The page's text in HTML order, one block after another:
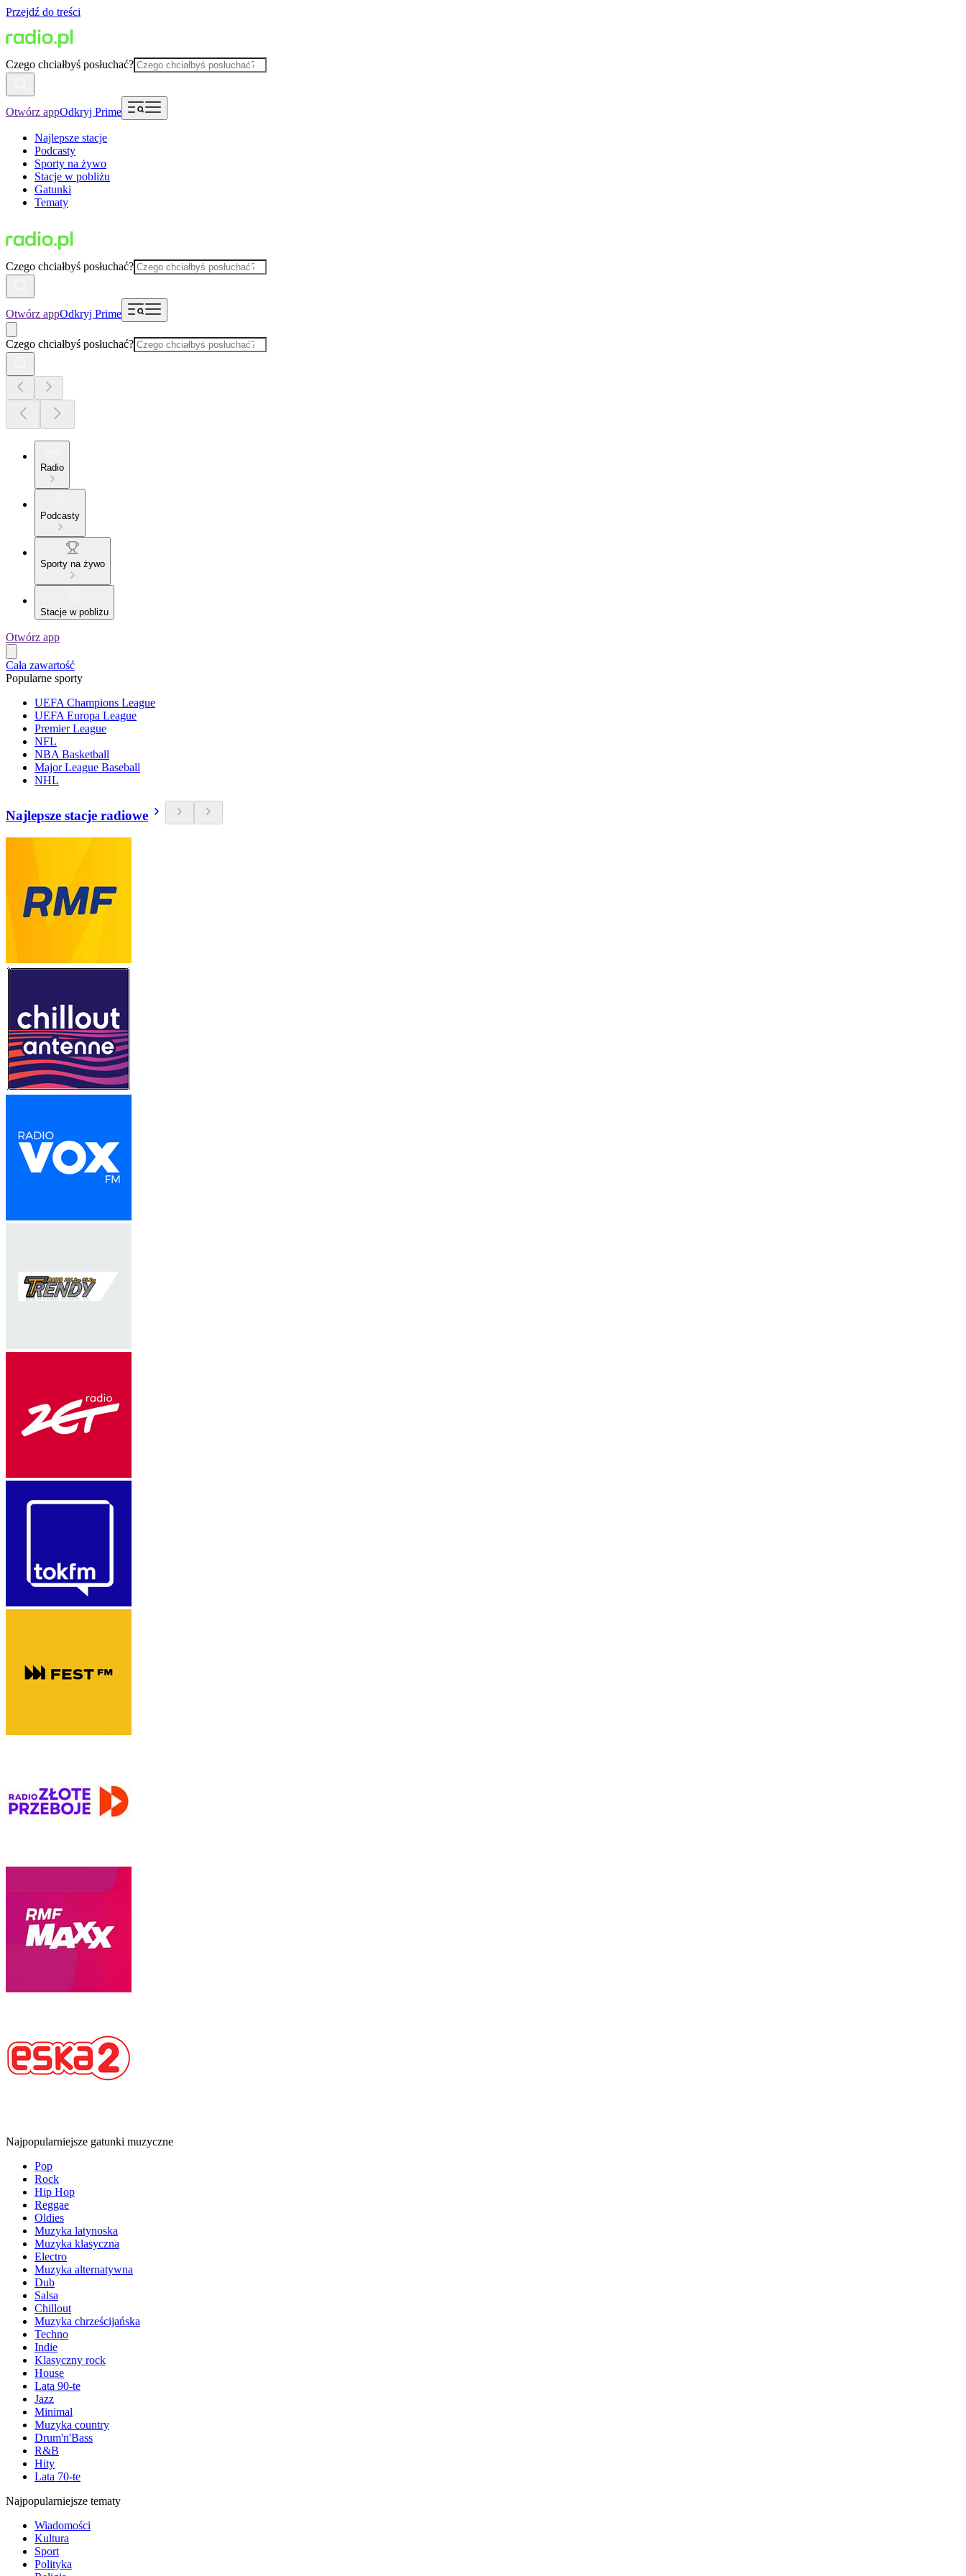
Przejdź do treści
Czego chciałbyś posłuchać?
Otwórz appOdkryj Prime
Najlepsze stacje
Podcasty
Sporty na żywo
Stacje w pobliżu
Gatunki
Tematy
Czego chciałbyś posłuchać?
Otwórz appOdkryj Prime
Czego chciałbyś posłuchać?
Radio
Podcasty
Sporty na żywo
Stacje w pobliżu
Otwórz app
Cała zawartość
Popularne sporty
UEFA Champions League
UEFA Europa League
Premier League
NFL
NBA Basketball
Major League Baseball
NHL
Najlepsze stacje radiowe
Najpopularniejsze gatunki muzyczne
Pop
Rock
Hip Hop
Reggae
Oldies
Muzyka latynoska
Muzyka klasyczna
Electro
Muzyka alternatywna
Dub
Salsa
Chillout
Muzyka chrześcijańska
Techno
Indie
Klasyczny rock
House
Lata 90-te
Jazz
Minimal
Muzyka country
Drum'n'Bass
R&B
Hity
Lata 70-te
Najpopularniejsze tematy
Wiadomości
Kultura
Sport
Polityka